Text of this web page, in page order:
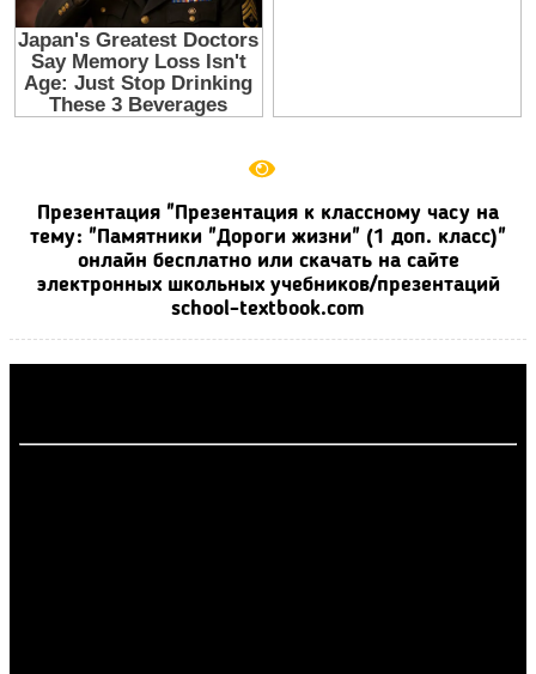
Презентация "Презентация к классному часу на
тему: "Памятники "Дороги жизни" (1 доп. класс)"
онлайн бесплатно или скачать на сайте
электронных школьных учебников/презентаций
school-textbook.com